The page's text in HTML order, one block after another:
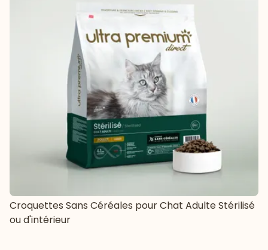
Croquettes Sans Céréales pour Chat Adulte Stérilisé
ou d'intérieur